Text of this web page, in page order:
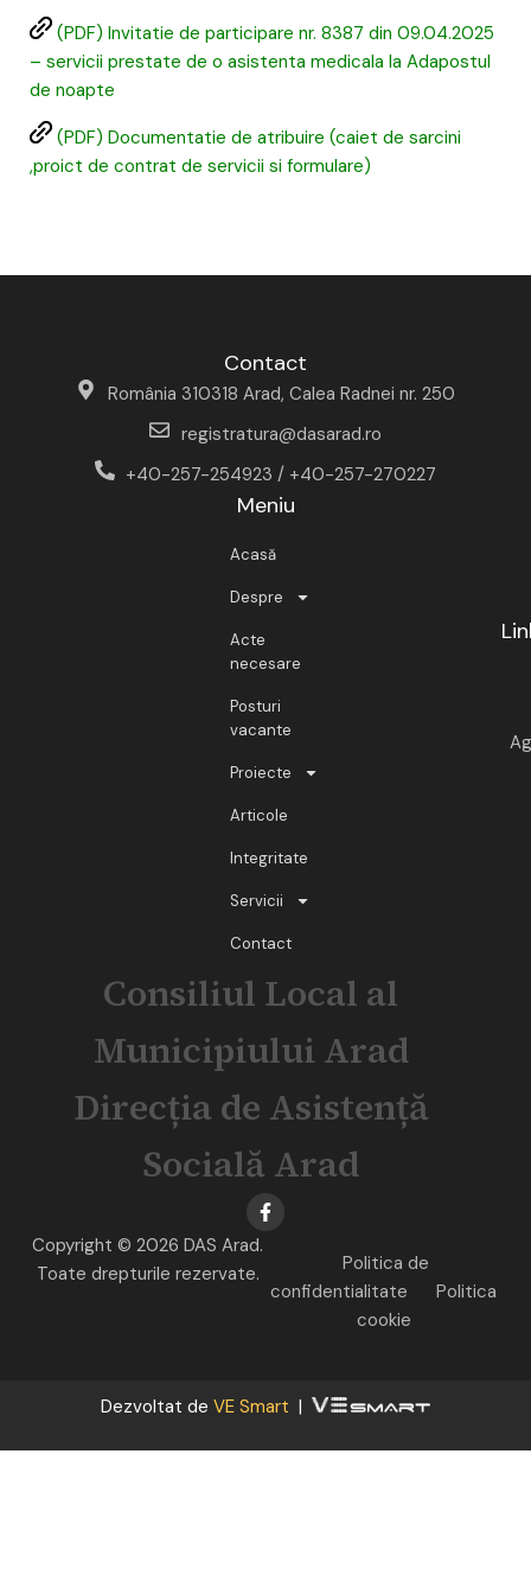
(PDF) Invitatie de participare nr. 8387 din 09.04.2025
– servicii prestate de o asistenta medicala la Adapostul
de noapte
(PDF) Documentatie de atribuire (caiet de sarcini
,proict de contrat de servicii si formulare)
Contact
România 310318 Arad, Calea Radnei nr. 250
registratura@dasarad.ro
+40-257-254923 / +40-257-270227
Meniu
Acasă
Despre
Acte
necesare
Posturi
vacante
Proiecte
Articole
Integritate
Servicii
Contact
Consiliul Local al
Municipiului Arad
Direcția de Asistență
Socială Arad
Copyright © 2026 DAS Arad.
Toate drepturile rezervate.
Politica de
confidentialitate
Politica
cookie
Dezvoltat de VE Smart |